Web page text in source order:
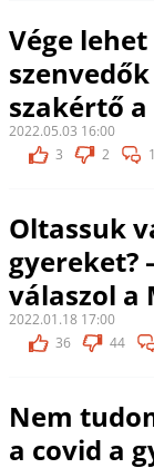
Vége
szakértő
2022.05.03 16:00
3
2
Oltassuk
gyereket?
válaszol a
2022.01.18 17:00
36
44
Nem
a covid a